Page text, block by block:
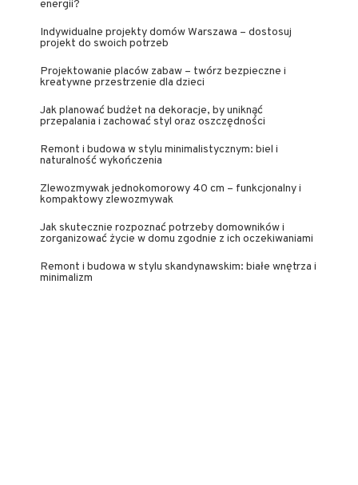
energii?
Indywidualne projekty domów Warszawa – dostosuj
projekt do swoich potrzeb
Projektowanie placów zabaw – twórz bezpieczne i
kreatywne przestrzenie dla dzieci
Jak planować budżet na dekoracje, by uniknąć
przepalania i zachować styl oraz oszczędności
Remont i budowa w stylu minimalistycznym: biel i
naturalność wykończenia
Zlewozmywak jednokomorowy 40 cm – funkcjonalny i
kompaktowy zlewozmywak
Jak skutecznie rozpoznać potrzeby domowników i
zorganizować życie w domu zgodnie z ich oczekiwaniami
Remont i budowa w stylu skandynawskim: białe wnętrza i
minimalizm